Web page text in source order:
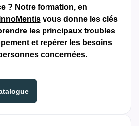
? ​​Notre formation, en
InnoMentisvous donne les clés
les principaux troubles
et repérer les besoins
concernées.​